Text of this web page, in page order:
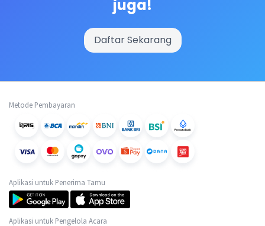
juga!
Daftar Sekarang
Metode Pembayaran
Aplikasi untuk Penerima Tamu
Aplikasi untuk Pengelola Acara